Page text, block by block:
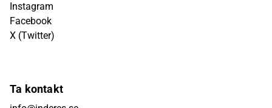
Instagram
Facebook
X (Twitter)
Ta kontakt